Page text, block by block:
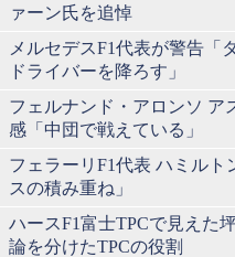
ァーン氏を追悼
メルセデスF1代表が警告「
ドライバーを降ろす」
フェルナンド・アロンソ ア
感「中団で戦えている」
フェラーリF1代表 ハミルト
スの積み重ね」
ハースF1富士TPCで見えた
論を分けたTPCの役割